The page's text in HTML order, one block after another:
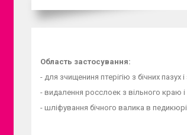
Область застосування:
- для зчищениня птерігію з бічних пазух і
- видалення росслоек з вільного краю
- шліфування бічного валика в педикюрі